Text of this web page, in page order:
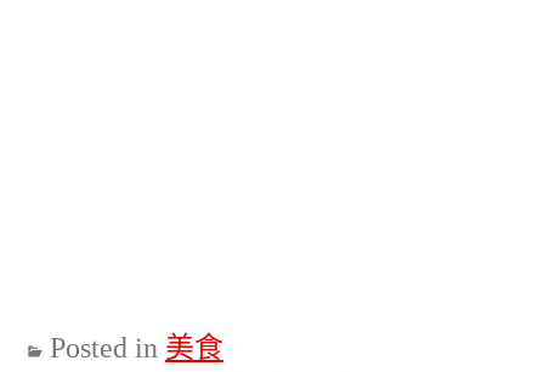
Posted in 美食